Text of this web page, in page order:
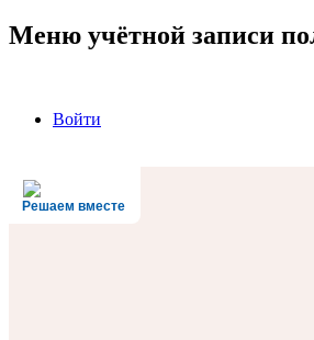
Меню учётной записи
Войти
Решаем вместе